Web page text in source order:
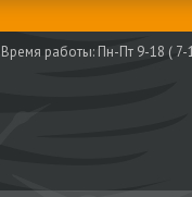
Время работы:Пн-Пт 9-18 ( 7-